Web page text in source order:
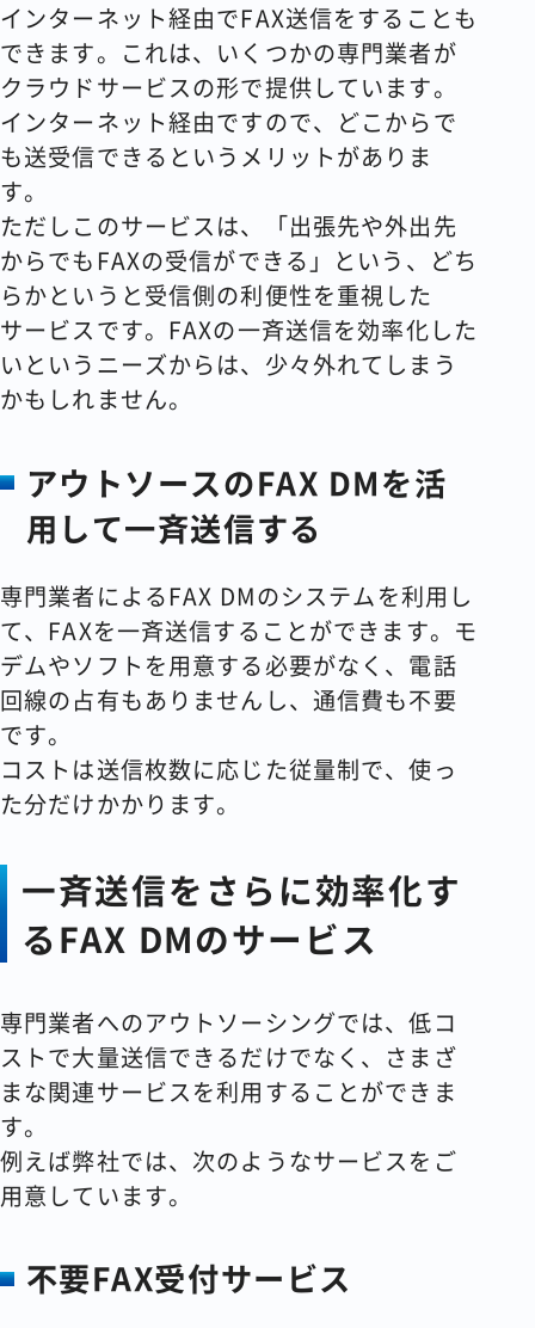
インターネット経由でFAX送信をすることも
できます。これは、いくつかの専門業者が
クラウドサービスの形で提供しています。
インターネット経由ですので、どこからで
も送受信できるというメリットがありま
す。
ただしこのサービスは、「出張先や外出先
からでもFAXの受信ができる」という、どち
らかというと受信側の利便性を重視した
サービスです。FAXの一斉送信を効率化した
いというニーズからは、少々外れてしまう
かもしれません。
アウトソースのFAX DMを活
用して一斉送信する
専門業者によるFAX DMのシステムを利用し
て、FAXを一斉送信することができます。モ
デムやソフトを用意する必要がなく、電話
回線の占有もありませんし、通信費も不要
です。
コストは送信枚数に応じた従量制で、使っ
た分だけかかります。
一斉送信をさらに効率化す
るFAX DMのサービス
専門業者へのアウトソーシングでは、低コ
ストで大量送信できるだけでなく、さまざ
まな関連サービスを利用することができま
す。
例えば弊社では、次のようなサービスをご
用意しています。
不要FAX受付サービス